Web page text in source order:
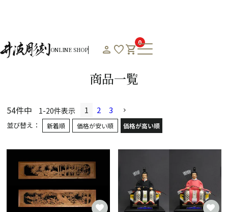
ONLINE SHOP person favoriteshopping_cart
0
HOME
商品一覧
並び替え 新着順 価格が安い順 価格が高い順
54件中 1-20件表示 1 2 3